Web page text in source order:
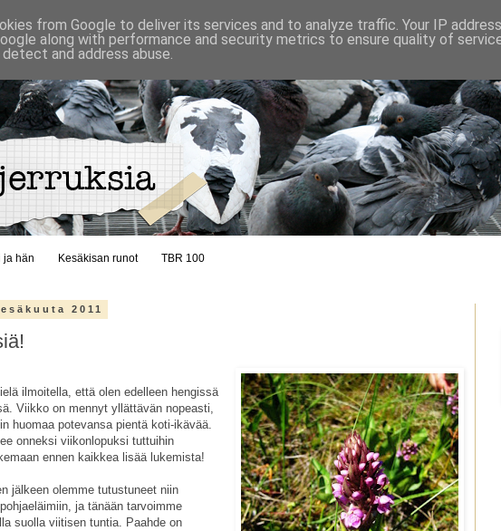
ja hän Kesäkisan runot TBR 100
2011
ilmoitella, että olen edelleen hengissä
Viikko on mennyt yllättävän nopeasti,
huomaa potevansa pientä koti-ikävää.
onneksi viikonlopuksi tuttuihin
ennen kaikkea lisää lukemista!
jälkeen olemme tutustuneet niin
ja tänään tarvoimme
suolla viitisen tuntia. Paahde on
from Google to deliver its services and to analyze traffic. Your IP
along with performance and security metrics to ensure quality of
and address abuse.